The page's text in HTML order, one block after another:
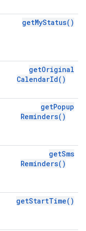
getMyStatus( )
getOriginal
CalendarId( )
getPopup
Reminders( )
getSms
Reminders( )
getStartTime( )